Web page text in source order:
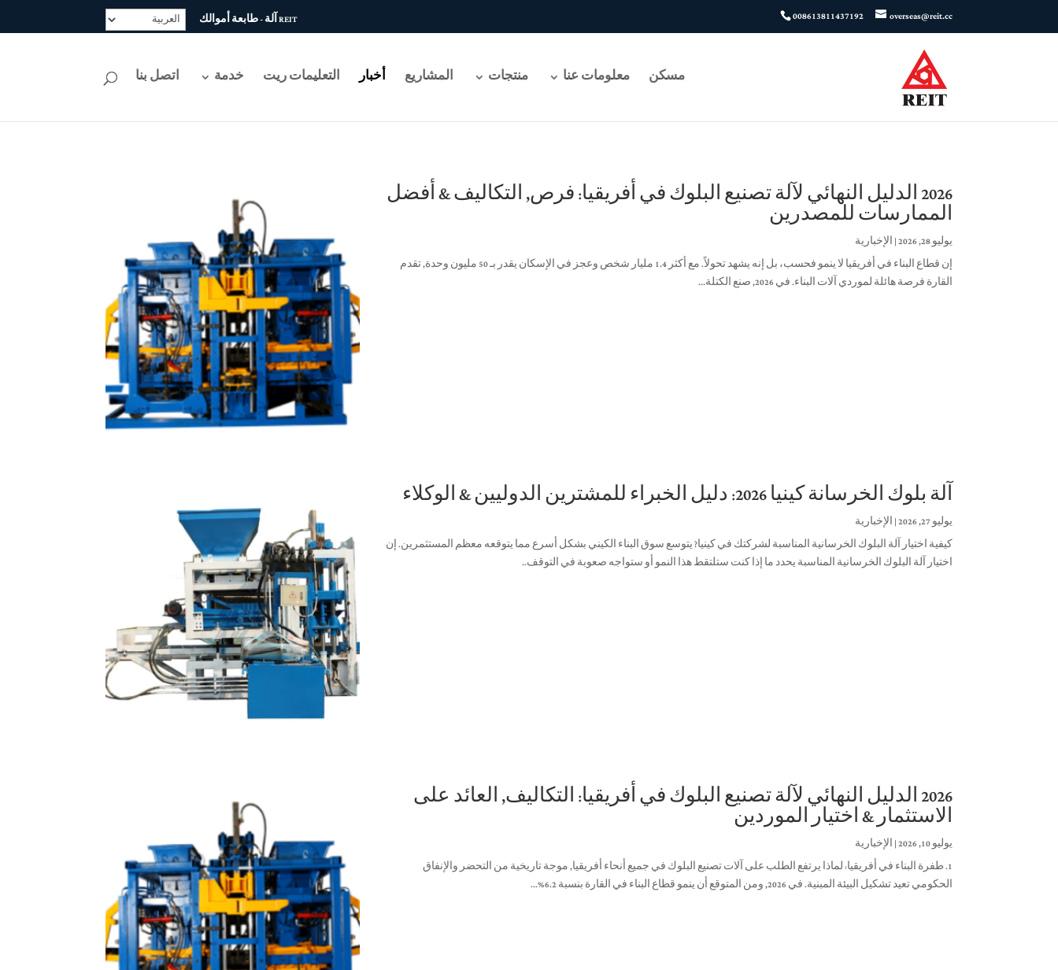
008613811437192 overseas@reit.cc REIT آلة - طابعة أموالك
مسكن معلومات عنا منتجات المشاريع أخبار التعليمات ريت خدمة اتصل بنا
2026 الدليل النهائي لآلة تصنيع البلوك في أفريقيا: فرص, التكاليف & أفضل
الممارسات للمصدرين
يوليو 28, 2026 | الإخبارية
إن قطاع البناء في أفريقيا لا ينمو فحسب، بل إنه يشهد تحولاً. مع أكثر 1.4 مليار شخص وعجز في الإسكان يقدر بـ50 مليون وحدة,تقدم
القارة فرصة هائلة لموردي آلات البناء. في 2026, صنع الكتلة...
آلة بلوك الخرسانة كينيا 2026: دليل الخبراء للمشترين الدوليين & الوكلاء
يوليو 27, 2026 | الإخبارية
كيفية اختيار آلة البلوك الخرسانية المناسبة لشركتك في كينيا?يتوسع سوق البناء الكيني بشكل أسرع مما يتوقعه معظم المستثمرين.إن
اختيار آلة البلوك الخرسانية المناسبة يحدد ما إذا كنت ستلتقط هذا النمو أو ستواجه صعوبة في التوقف..
2026 الدليل النهائي لآلة تصنيع البلوك في أفريقيا: التكاليف, العائد على
الاستثمار & اختيار الموردين
يوليو 10, 2026 | الإخبارية
1. طفرة البناء في أفريقيا: لماذا يرتفع الطلب على آلات تصنيع البلوك في جميع أنحاء أفريقيا, موجة تاريخية من التحضر والإنفاق
الحكومي تعيد تشكيل البيئة المبنية. في 2026,
ومن المتوقع أن ينمو قطاع البناء في القارة بنسبة6.2%...